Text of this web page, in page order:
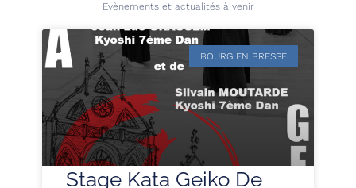
Evènements et actualités à venir
BOURG EN BRESSE
Stage Kata Geiko De